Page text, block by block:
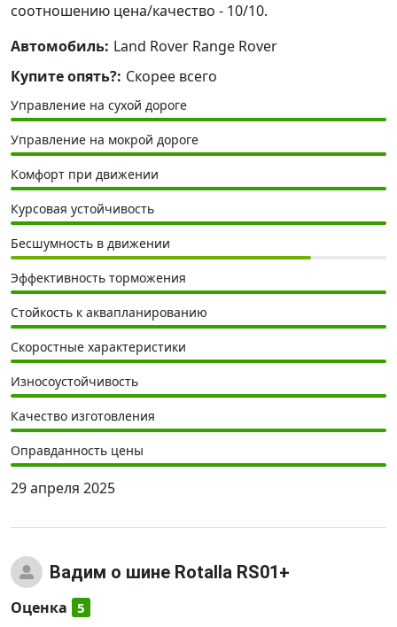
соотношению цена/качество - 10/10.
Автомобиль: Land Rover Range Rover
Купите опять?: Скорее всего
Управление на сухой дороге
Управление на мокрой дороге
Комфорт при движении
Курсовая устойчивость
Бесшумность в движении
Эффективность торможения
Стойкость к аквапланированию
Скоростные характеристики
Износоустойчивость
Качество изготовления
Оправданность цены
29 апреля 2025
Вадим о шине Rotalla RS01+
Оценка 5